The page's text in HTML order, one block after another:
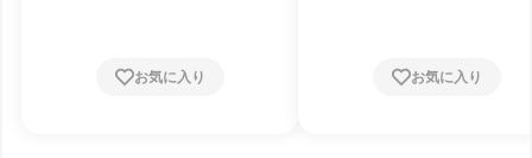
お気に入り お気に入り